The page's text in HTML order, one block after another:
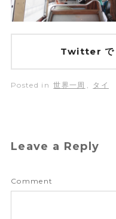
Twitter で
Posted in 世界一周 , タイ
Leave a Reply
Comment